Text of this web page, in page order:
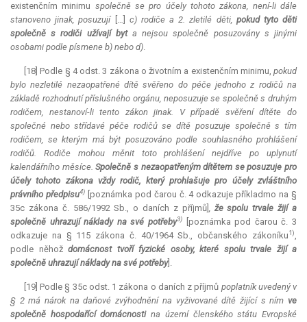
existenčním minimu společně se pro účely tohoto zákona, není-li dále
stanoveno jinak, posuzují[…] c) rodiče a 2. zletilé děti, pokud tyto děti
společně s rodiči užívají byta nejsou společně posuzovány s jinými
osobami podle písmene b) nebo d).
[18] Podle § 4 odst. 3 zákona o životním a existenčním minimu, pokud
bylo nezletilé nezaopatřené dítě svěřeno do péče jednoho z rodičů na
základě rozhodnutí příslušného orgánu, neposuzuje se společně s druhým
rodičem, nestanoví-li tento zákon jinak. V případě svěření dítěte do
společné nebo střídavé péče rodičů se dítě posuzuje společně s tím
rodičem, se kterým má být posuzováno podle souhlasného prohlášení
rodičů. Rodiče mohou měnit toto prohlášení nejdříve po uplynutí
kalendářního měsíce.Společně s nezaopatřeným dítětem se posuzuje pro
účely tohoto zákona vždy rodič, který prohlašuje pro účely zvláštního
právního předpisu4)
[poznámka pod čarou č. 4 odkazuje příkladmo na §
35c zákona č. 586/1992 Sb., o daních z příjmů] , že spolu trvale žijí a
společně uhrazují náklady na své potřeby3)
[poznámka pod čarou č. 3
odkazuje na § 115 zákona č. 40/1964 Sb., občanského zákoníku1),
podle něhož domácnost tvoří fyzické osoby, které spolu trvale žijí a
společně uhrazují náklady na své potřeby].
[19] Podle § 35c odst. 1 zákona o daních z příjmů poplatník uvedený v
§ 2 má nárok na daňové zvýhodnění na vyživované dítě žijící s ním ve
společně hospodařící domácnostina území členského státu Evropské